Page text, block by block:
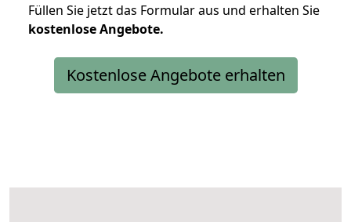
Füllen Sie jetzt das Formular aus und erhalten Sie
kostenloseAngebote.
Kostenlose Angebote erhalten